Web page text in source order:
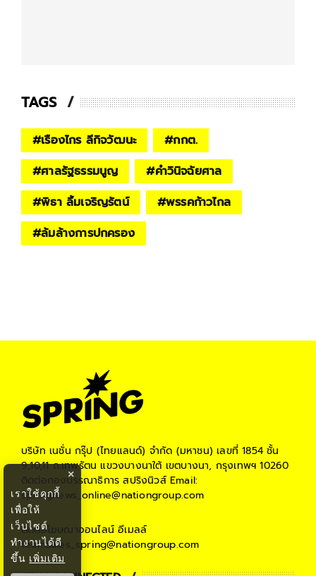
TAGS
#เรืองไกร ลีกิจวัฒนะ #กกต.
#ศาลรัฐธรรมนูญ #คำวินิจฉัยศาล
#พิธา ลิ้มเจริญรัตน์ #พรรคก้าวไกล
#ล้มล้างการปกครอง
บริษัท เนชั่น กรุ๊ป (ไทยแลนด์) จำกัด (มหาชน) เลขที่ 1854 ชั้น
9,10,11 ถ.เทพรัตน แขวงบางนาใต้ เขตบางนา, กรุงเทพฯ 10260
ติดต่อกองบรรณาธิการ สปริงนิวส์Email:
springnews_online@nationgroup.com
ติดต่อโฆษณาออนไลน์ อีเมลล์
teamsales_spring@nationgroup.com
×
เราใช้คุกกี้
เพื่อให้
เว็บไซต์
ทำงานได้ดี
ขึ้น เพิ่มเติม